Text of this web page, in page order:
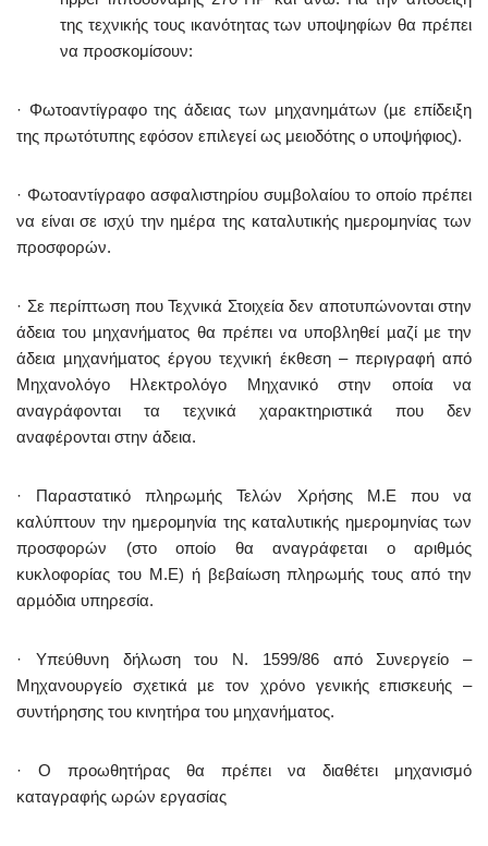
της τεχνικής τους ικανότητας των υποψηφίων θα πρέπει
να προσκομίσουν:
· Φωτοαντίγραφο της άδειας των µηχανηµάτων (µε επίδειξη
της πρωτότυπης εφόσον επιλεγεί ως μειοδότης ο υποψήφιος).
· Φωτοαντίγραφο ασφαλιστηρίου συµβολαίου το οποίο πρέπει
να είναι σε ισχύ την ηµέρα της καταλυτικής ημερομηνίας των
προσφορών.
· Σε περίπτωση που Τεχνικά Στοιχεία δεν αποτυπώνονται στην
άδεια του µηχανήµατος θα πρέπει να υποβληθεί µαζί µε την
άδεια µηχανήµατος έργου τεχνική έκθεση – περιγραφή από
Μηχανολόγο Ηλεκτρολόγο Μηχανικό στην οποία να
αναγράφονται τα τεχνικά χαρακτηριστικά που δεν
αναφέρονται στην άδεια.
· Παραστατικό πληρωµής Τελών Χρήσης Μ.Ε που να
καλύπτουν την ημερομηνία της καταλυτικής ημερομηνίας των
προσφορών (στο οποίο θα αναγράφεται ο αριθµός
κυκλοφορίας του Μ.Ε) ή βεβαίωση πληρωµής τους από την
αρµόδια υπηρεσία.
· Υπεύθυνη δήλωση του Ν. 1599/86 από Συνεργείο –
Μηχανουργείο σχετικά µε τον χρόνο γενικής επισκευής –
συντήρησης του κινητήρα του µηχανήµατος.
· Ο προωθητήρας θα πρέπει να διαθέτει μηχανισμό
καταγραφής ωρών εργασίας